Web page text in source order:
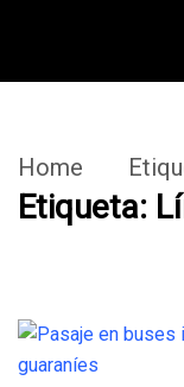
Home
Etiqueta: